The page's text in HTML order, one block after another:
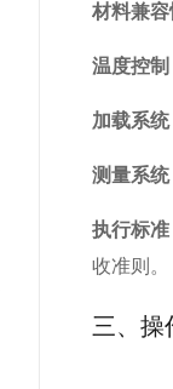
材料兼容
温度控制
加载系统
测量系统
执行标准
收准则。
三、操